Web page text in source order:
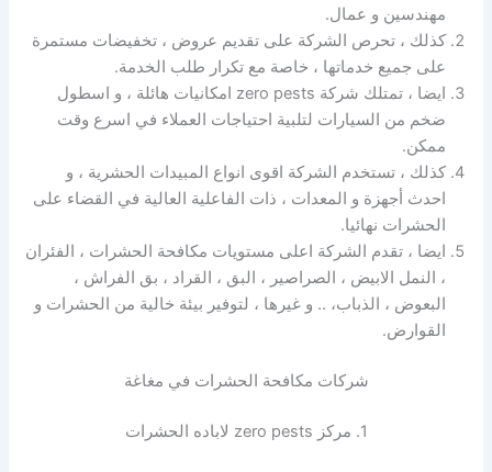
مهندسين و عمال.
كذلك ، تحرص الشركة على تقديم عروض ، تخفيضات مستمرة
على جميع خدماتها ، خاصة مع تكرار طلب الخدمة.
ايضا ، تمتلك شركة zero pests امكانيات هائلة ، و اسطول
ضخم من السيارات لتلبية احتياجات العملاء في اسرع وقت
ممكن.
كذلك ، تستخدم الشركة اقوى انواع المبيدات الحشرية ، و
احدث أجهزة و المعدات ، ذات الفاعلية العالية في القضاء على
الحشرات نهائيا.
ايضا ، تقدم الشركة اعلى مستويات مكافحة الحشرات ، الفئران
، النمل الابيض ، الصراصير ، البق ، القراد ، بق الفراش ،
البعوض ، الذباب، .. و غيرها ، لتوفير بيئة خالية من الحشرات و
القوارض.
شركات مكافحة الحشرات في مغاغة
1. مركز zero pests لاباده الحشرات